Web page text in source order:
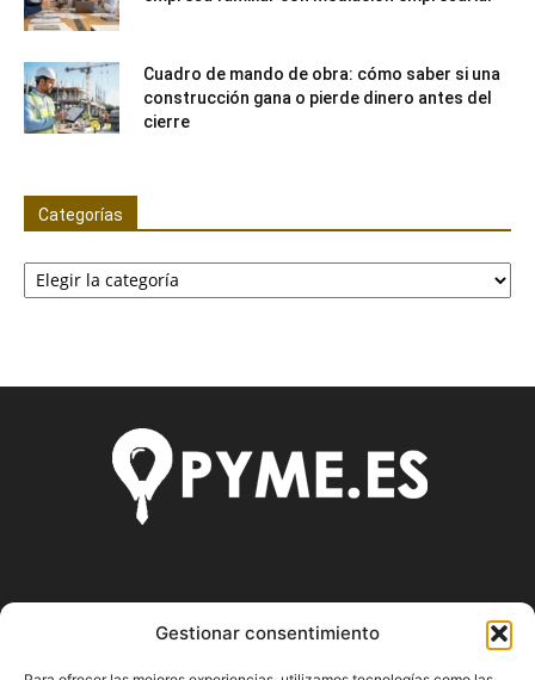
Gestionar consentimiento
Cuadro de mando de obra: cómo saber si una
construcción gana o pierde dinero antes del
cierre
Categorías
Categorías